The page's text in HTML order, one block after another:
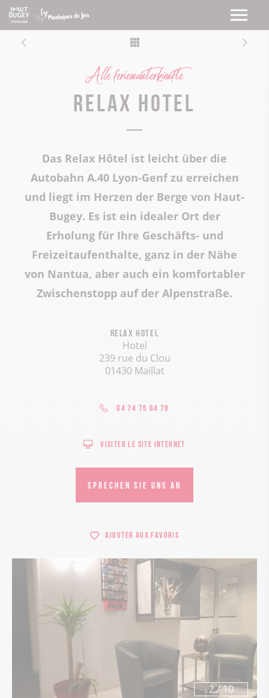
Alle ferienunterkünfte
Relax Hotel
Das Relax Hôtel ist leicht über die
Autobahn A.40 Lyon-Genf zu erreichen
und liegt im Herzen der Berge von Haut-
Bugey. Es ist ein idealer Ort der
Erholung für Ihre Geschäfts- und
Freizeitaufenthalte, ganz in der Nähe
von Nantua, aber auch ein komfortabler
Zwischenstopp auf der Alpenstraße.
Relax Hotel
Hotel
239 rue du Clou
01430 Maillat
04 74 75 64 79
Visiter le site internet
SPRECHEN SIE UNS AN
Ajouter aux favoris
2/10